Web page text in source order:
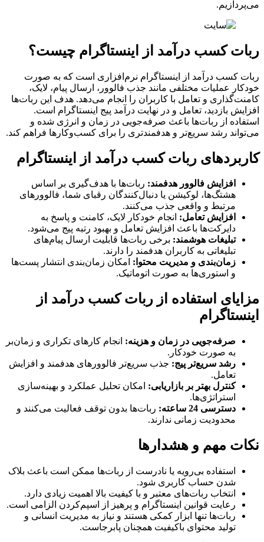
می‌پردازیم.
ربات کسب درآمد از اینستاگرام چیست؟
ربات کسب درآمد از اینستاگرام نرم‌افزاری است که به صورت
خودکار عملیات مختلفی مانند جذب فالوور، ارسال پیام، لایک،
کامنت‌گذاری و تعامل با کاربران را انجام می‌دهد. هدف این ربات‌ها
افزایش بازدید، تعامل و در نهایت درآمد پیج اینستاگرام است.
استفاده از ربات‌ها باعث صرفه‌جویی در زمان و انرژی شده و
می‌تواند رشد سریع‌تر و هدفمندتری را برای کسب‌وکارها فراهم کند.
کاربردهای ربات کسب درآمد از اینستاگرام
افزایش فالوور هدفمند: ربات‌ها با هدف‌گیری بر اساس
هشتگ‌ها، لوکیشن یا دنبال‌کنندگان رقبای شما، فالوورهای
مرتبط و واقعی جذب می‌کنند.
افزایش تعامل: انجام خودکار لایک، کامنت و پاسخ به
دایرکت‌ها باعث افزایش تعامل و بهبود رتبه پیج می‌شود.
تبلیغات هوشمند: برخی ربات‌ها قابلیت ارسال پیام‌های
تبلیغاتی به کاربران هدفمند را دارند.
زمان‌بندی و مدیریت محتوا: امکان زمان‌بندی انتشار پست‌ها
و استوری‌ها به صورت اتوماتیک.
مزایای استفاده از ربات کسب درآمد از
اینستاگرام
صرفه‌جویی در زمان و هزینه: انجام کارهای تکراری و زمان‌بر
به صورت خودکار.
رشد سریع‌تر پیج: جذب سریع‌تر فالوورهای هدفمند و افزایش
تعامل.
کنترل بهتر بر بازاریابی: امکان تحلیل عملکرد و بهینه‌سازی
استراتژی‌ها.
دسترسی 24 ساعته:
ربات‌ها بدون توقف فعالیت می‌کنند و
محدودیت زمانی ندارند.
نکات مهم و هشدارها
استفاده بی‌رویه یا نادرست از ربات‌ها ممکن است باعث بلاک
شدن حساب کاربری شود.
انتخاب ربات‌های معتبر و با کیفیت بالا اهمیت زیادی دارد.
رعایت قوانین اینستاگرام و پرهیز از اسپم‌کردن الزامی است.
ربات‌ها تنها ابزار کمکی هستند و نیاز به مدیریت انسانی و
تولید محتوای باکیفیت همچنان پابرجاست.